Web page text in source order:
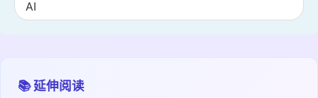
AI
📚 延伸阅读